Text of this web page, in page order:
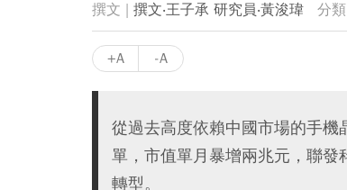
撰文‧王子承 研究員‧黃浚瑋
+A -A
從過去高度依賴中國市場的手機
單，市值單月暴增兩兆元，聯發
轉型。